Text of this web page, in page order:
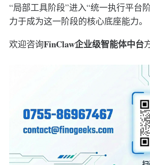
“局部工具阶段”进入“统一执行平台
力于成为这一阶段的核心底座能力。
欢迎咨询FinClaw企业级智能体中台